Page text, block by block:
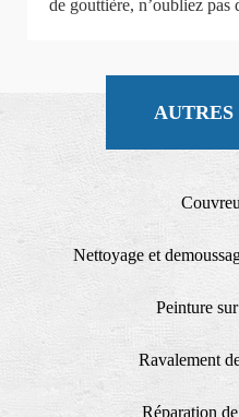
de gouttière, n’oubliez pas
AUTRES
Nettoyage et
Peinture
Ravalement
Réparation